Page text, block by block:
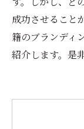
成功させること
籍のブランディ
紹介します。是